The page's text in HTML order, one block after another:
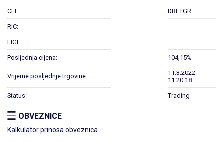
CFI: DBFTGR
RIC:
FIGI:
Posljednja cijena: 104,15%
Vrijeme posljednje trgovine:
11.3.2022.
11:20:18
Status: Trading
OBVEZNICE
Kalkulator prinosa obveznica